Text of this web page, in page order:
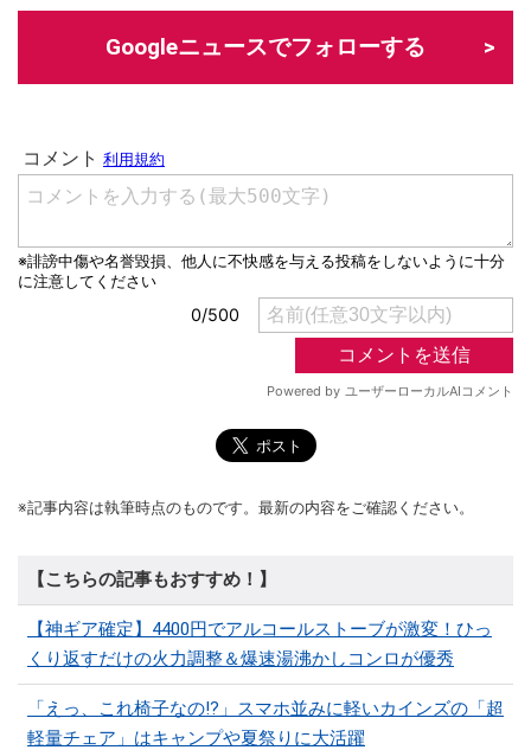
Googleニュースでフォローする
※記事内容は執筆時点のものです。最新の内容をご確認ください。
【こちらの記事もおすすめ！】
【神ギア確定】4400円でアルコールストーブが激変！ひっ
くり返すだけの火力調整＆爆速湯沸かしコンロが優秀
「えっ、これ椅子なの!?」スマホ並みに軽いカインズの「超
軽量チェア」はキャンプや夏祭りに大活躍